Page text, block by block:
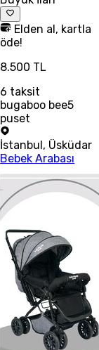
Elden al, kartla
öde!
8.500 TL
6 taksit
bugaboo bee5
puset
İstanbul , Üsküdar
Bebek Arabası